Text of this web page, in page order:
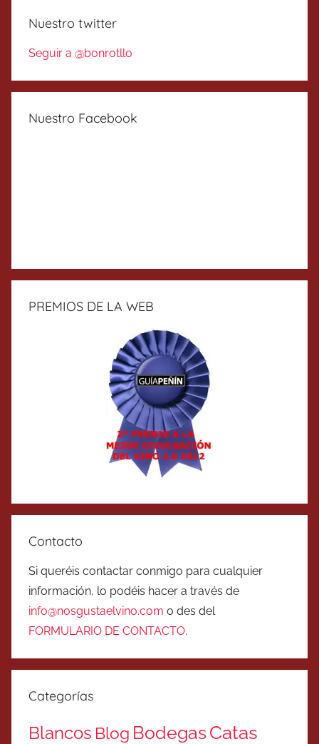
Nuestro twitter
Seguir a @bonrotllo
Nuestro Facebook
PREMIOS DE LA WEB
Contacto
Si queréis contactar conmigo para cualquier
información, lo podéis hacer a través de
info@nosgustaelvino.com o des del
FORMULARIO DE CONTACTO.
Categorías
Blancos Blog BodegasCatas